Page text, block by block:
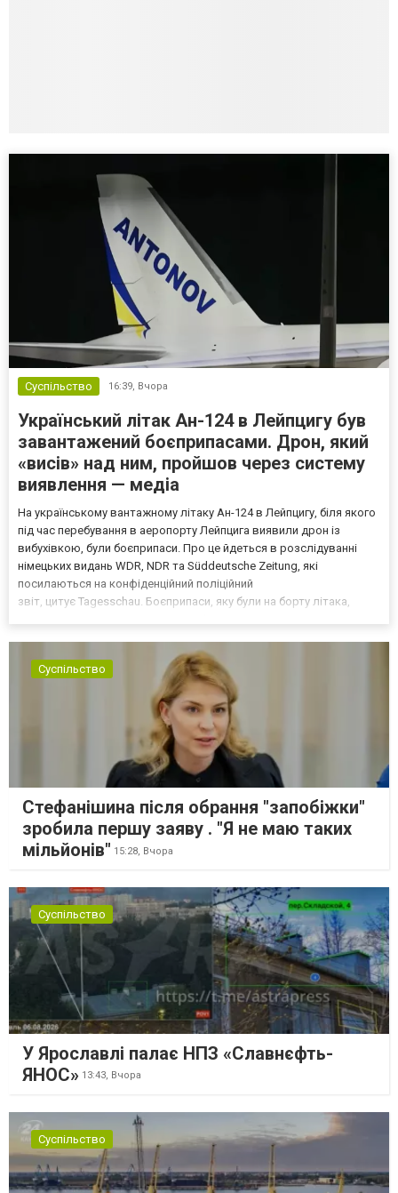
Суспільство 16:39, Вчора
Український літак Ан-124 в Лейпцигу був
завантажений боєприпасами. Дрон, який
«висів» над ним, пройшов через систему
виявлення — медіа
На українському вантажному літаку Ан-124 в Лейпцигу, біля якого
під час перебування в аеропорту Лейпцига виявили дрон із
вибухівкою, були боєприпаси. Про це йдеться в розслідуванні
німецьких видань WDR, NDR та Süddeutsche Zeitung, які
посилаються на конфіденційний поліційний
звіт, цитує Tagesschau. Боєприпаси, яку були на борту літака,
Суспільство
Стефанішина після обрання "запобіжки"
зробила першу заяву . "Я не маю таких
мільйонів" 15:28, Вчора
Суспільство
У Ярославлі палає НПЗ «Славнєфть-
ЯНОС» 13:43, Вчора
Суспільство